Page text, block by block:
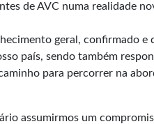
de AVC numa realidade
geral, confirmado
país, sendo também
para percorrer na
assumirmos um